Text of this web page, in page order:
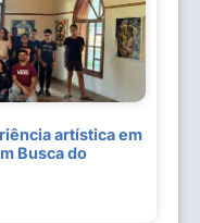
artística em
Busca do